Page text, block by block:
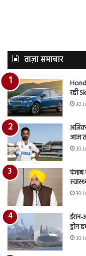
ताज़ा समाचार
रही
30
आज
30
30
30